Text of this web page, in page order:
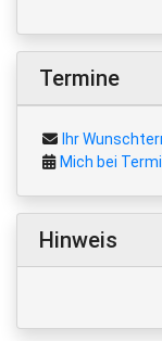
Termine
Ihr
Mich bei
Hinweis